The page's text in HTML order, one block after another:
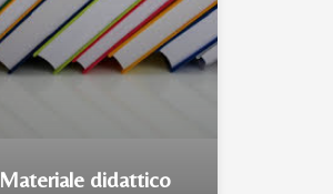
Materiale didattico